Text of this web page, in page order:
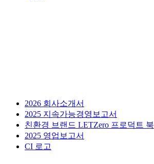
2026 회사소개서
2025 지속가능경영보고서
친환경 브랜드 LETZero 프로덕트 북
2025 영업보고서
CI 로고